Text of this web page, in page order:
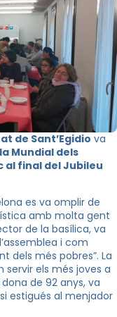
de Sant’Egidio va
Mundial dels
al final del Jubileu
es va omplir de
amb molta gent
de la basílica, va
i com
dels més pobres”. La
els més joves a
de 92 anys, va
estigués al menjador